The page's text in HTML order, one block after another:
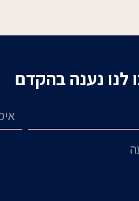
לנו נענה בהקדם